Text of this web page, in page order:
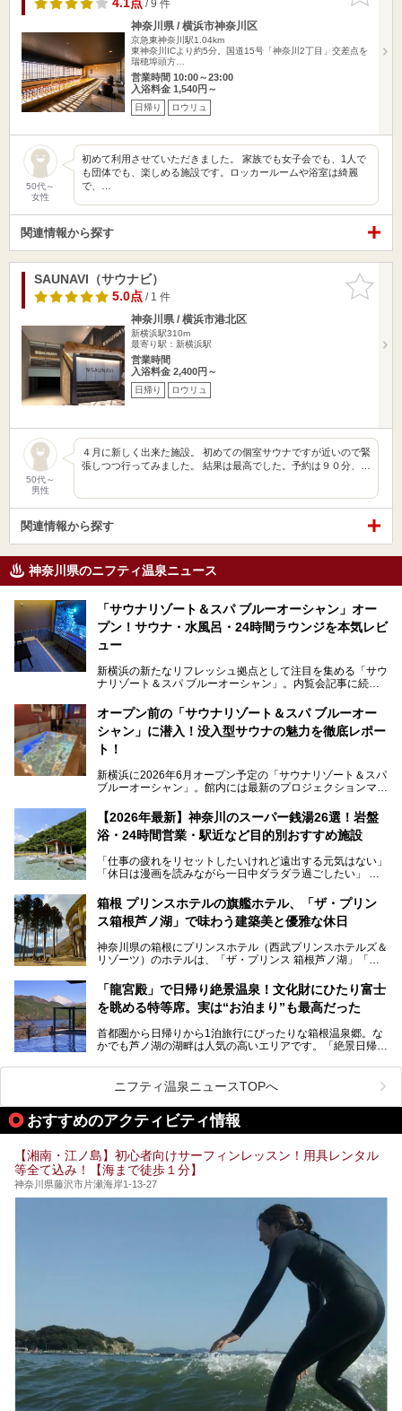
4.1点/ 9 件
神奈川県 / 横浜市神奈川区
京急東神奈川駅1.04km
東神奈川ICより約5分。国道15号「神奈川2丁目」交差点を
瑞穂埠頭方…
営業時間 10:00～23:00
入浴料金 1,540円～
日帰り ロウリュ
50代～
女性
初めて利用させていただきました。 家族でも女子会でも、1人で
も団体でも、楽しめる施設です。ロッカールームや浴室は綺麗
で、…
関連情報から探す
お気に入
りに追加
SAUNAVI（サウナビ）
5.0点/ 1 件
神奈川県 / 横浜市港北区
新横浜駅310m
最寄り駅：新横浜駅
営業時間
入浴料金 2,400円～
日帰り ロウリュ
50代～
男性
４月に新しく出来た施設。 初めての個室サウナですが近いので緊
張しつつ行ってみました。 結果は最高でした。予約は９０分、…
関連情報から探す
神奈川県のニフティ温泉ニュース
「サウナリゾート＆スパ ブルーオーシャン」オー
プン！サウナ・水風呂・24時間ラウンジを本気レビ
ュー
新横浜の新たなリフレッシュ拠点として注目を集める「サウ
ナリゾート＆スパ ブルーオーシャン」。内覧会記事に続
す。サウナや水風呂の気持ちよさはもちろん、リラックスス
ペースの過ごしやすさまで徹底チェック。新横浜エリアで日
常の疲れをリセットしたい人、ライブやスポーツ観戦遠征組
は必見です。
オープン前の「サウナリゾート＆スパ ブルーオー
シャン」に潜入！没入型サウナの魅力を徹底レポー
ト！
新横浜に2026年6月オープン予定の「サウナリゾート＆スパ
ブルーオーシャン」。館内には最新のプロジェクションマッ
的な“没入感（イマーシブ）”を体験できます。
今回は、そんな大注目の施設に一足先にお邪魔し、その全貌
を見学させていただきました！
サウナ室の中に咲き誇る桜、魚たちが泳ぐ水風呂、そしてバ
リのビーチを思わせる休憩スペース…。驚きの連続だった館
内の様子をレポートします！
【2026年最新】神奈川のスーパー銭湯26選！岩盤
浴・24時間営業・駅近など目的別おすすめ施設
「仕事の疲れをリセットしたいけれど遠出する元気はない」
「休日は漫画を読みながら一日中ダラダラ過ごしたい」
たい」
そんな「癒やされたい」という願いを叶えてくれるのが、神
神奈川県には、サウナや岩盤浴、一日中遊べるエンタメ施設
など、“非日常”を味わえるスーパー銭湯が数多く揃っていま
う」という人も多いはず。
そこで今回は、神奈川県内の人気施設26選を「安さ」「岩
業」「駅近」など、目的別に厳選して紹介します。
今の気分にぴったりの施設を見つけて、最高のリフレッシュ
箱根 プリンスホテルの旗艦ホテル、「ザ・プリン
ス箱根芦ノ湖」で味わう建築美と優雅な休日
神奈川県の箱根にプリンスホテル（西武プリンスホテルズ＆
リゾーツ）のホテルは、「ザ・プリンス 箱根芦ノ湖」「芦
「箱根仙石原プリンスホテル」と4軒あり、今回ご紹介する
「ザ・プリンス 箱根芦ノ湖」は、その中でもフラッグシッ
プ（旗艦）に位置づけられる特別なホテルです。
昭和の日本を代表する建築家の一人、村野藤吾が芦ノ湖の畔
に建てた桃源郷のようなホテルがここ。自家源泉の温泉や、
提供元：株式会社西武・プリンスホテルズワールドワイド
【PR】
この記事はザ・プリンス 箱根芦ノ湖のPR記事です。
「龍宮殿」で日帰り絶景温泉！文化財にひたり富士
を眺める特等席。実は“お泊まり”も最高だった
首都圏から日帰りから1泊旅行にぴったりな箱根温泉郷。な
かでも芦ノ湖の湖畔は人気の高いエリアです。「絶景日帰り
が楽しめるまさに眺望自慢の日帰り温泉。
そしてここは全24室の「箱根 芦ノ湖畔蛸川温泉 龍宮殿」と
して宿泊もできます。宿泊者は「龍宮殿本館」の営業時間に
加えて、朝6時からの宿泊者専用時間帯にも「龍宮殿本館」
のお風呂が利用できます。
今回は日帰り温泉としての「絶景日帰り温泉 龍宮殿本館
（以下、龍宮殿本館）」と、旅館としての「箱根 芦ノ湖畔
蛸川温泉 龍宮殿（以下、龍宮殿）」の両方の魅力をたっぷ
りお伝えします！
ここは箱根神社、九頭龍神社、白龍神社、箱根元宮と箱根の
4つの神社に囲まれたパワースポットです。
提供元：株式会社西武・プリンスホテルズワールドワイド
この記事は箱根 芦ノ湖畔蛸川温泉 龍宮殿のPR記事です。
ニフティ温泉ニュースTOPへ
おすすめのアクティビティ情報
【湘南・江ノ島】初心者向けサーフィンレッスン！用具レンタル
等全て込み！【海まで徒歩１分】
神奈川県藤沢市片瀬海岸1-13-27